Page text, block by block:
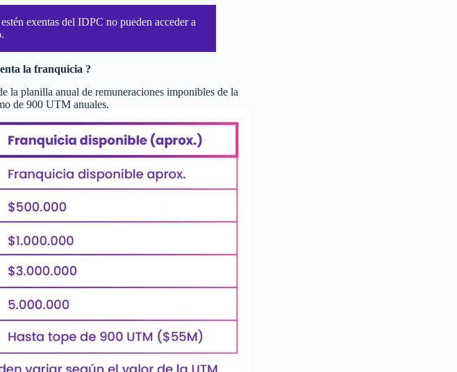
exentas del IDPC no pueden acceder a
la franquicia ?
planilla anual de remuneraciones imponibles de la
de 900 UTM anuales.